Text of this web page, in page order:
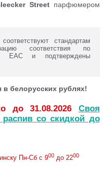
Street парфюмером
стандартам
соответствия по
ЕАС и подтверждены
в белорусских рублях!
до 31.08.2026 Своя
со скидкой до
Пн-Сб с 900 до 2200